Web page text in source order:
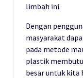
limbah ini.
Dengan
masyarakat
pada metode
plastik
besar untuk kita